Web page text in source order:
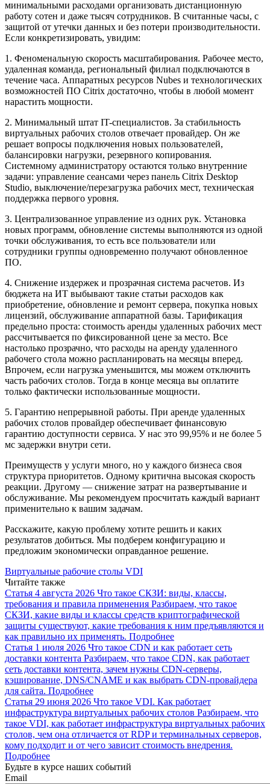
минимальными расходами организовать дистанционную
работу сотен и даже тысяч сотрудников. В считанные часы, с
защитой от утечки данных и без потери производительности.
Если конкретизировать, увидим:
1. Феноменальную скорость масштабирования. Рабочее место,
удаленная команда, региональный филиал подключаются в
течение часа. Аппаратных ресурсов Nubes и технологических
возможностей ПО Citrix достаточно, чтобы в любой момент
нарастить мощности.
2. Минимальный штат IT-специалистов. За стабильность
виртуальных рабочих столов отвечает провайдер. Он же
решает вопросы подключения новых пользователей,
балансировки нагрузки, резервного копирования.
Системному администратору остаются только внутренние
задачи: управление сеансами через панель Citrix Desktop
Studio, выключение/перезагрузка рабочих мест, техническая
поддержка первого уровня.
3. Централизованное управление из одних рук. Установка
новых программ, обновление системы выполняются из одной
точки обслуживания, то есть все пользователи или
сотрудники группы одновременно получают обновленное
ПО.
4. Снижение издержек и прозрачная система расчетов. Из
бюджета на ИТ выбывают такие статьи расходов как
приобретение, обновление и ремонт сервера, покупка новых
лицензий, обслуживание аппаратной базы. Тарификация
предельно проста: стоимость аренды удаленных рабочих мест
рассчитывается по фиксированной цене за место. Все
настолько прозрачно, что расходы на аренду удаленного
рабочего стола можно распланировать на месяцы вперед.
Впрочем, если нагрузка уменьшится, мы можем отключить
часть рабочих столов. Тогда в конце месяца вы оплатите
только фактически использованные мощности.
5. Гарантию непрерывной работы. При аренде удаленных
рабочих столов провайдер обеспечивает финансовую
гарантию доступности сервиса. У нас это 99,95% и не более 5
мс задержки внутри сети.
Преимуществ у услуги много, но у каждого бизнеса своя
структура приоритетов. Одному критична высокая скорость
реакции. Другому — снижение затрат на развертывание и
обслуживание. Мы рекомендуем просчитать каждый вариант
применительно к вашим задачам.
Расскажите, какую проблему хотите решить и каких
результатов добиться. Мы подберем конфигурацию и
предложим экономически оправданное решение.
Виртуальные рабочие столы VDI
Читайте также
Статья 4 августа 2026 Что такое СКЗИ: виды, классы,
требования и правила применения Разбираем, что такое
СКЗИ, какие виды и классы средств криптографической
защиты существуют, какие требования к ним предъявляются и
как правильно их применять. Подробнее
Статья 1 июля 2026 Что такое CDN и как работает сеть
доставки контента Разбираем, что такое CDN, как работает
сеть доставки контента, зачем нужны CDN-серверы,
кэширование, DNS/CNAME и как выбрать CDN-провайдера
для сайта. Подробнее
Статья 29 июня 2026 Что такое VDI. Как работает
инфраструктура виртуальных рабочих столов Разбираем, что
такое VDI, как работает инфраструктура виртуальных рабочих
столов, чем она отличается от RDP и терминальных серверов,
кому подходит и от чего зависит стоимость внедрения.
Подробнее
Будьте в курсе наших событий
Email